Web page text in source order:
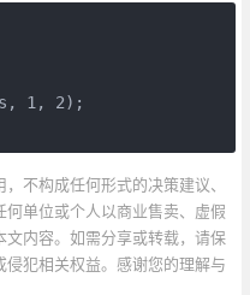
1, 2);
不构成任何形式的决策建议、
单位或个人以商业售卖、虚假
内容。如需分享或转载，请保
犯相关权益。感谢您的理解与